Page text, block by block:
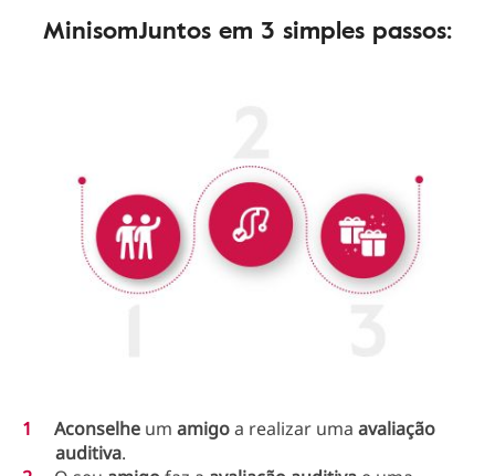
MinisomJuntos em 3 simples passos:
Aconselhe um amigoa realizar uma avaliação
auditiva.